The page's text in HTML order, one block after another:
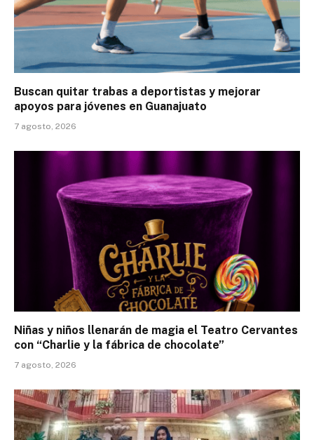
Buscan quitar trabas a deportistas y mejorar
apoyos para jóvenes en Guanajuato
7 agosto, 2026
Niñas y niños llenarán de magia el Teatro Cervantes
con “Charlie y la fábrica de chocolate”
7 agosto, 2026